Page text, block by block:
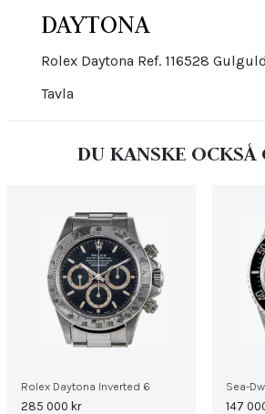
DAYTONA
Rolex Daytona Ref. 116528
Tavla
DU KANSKE OCKSÅ
Rolex Daytona Inverted 6
285 000 kr
Sea-
147